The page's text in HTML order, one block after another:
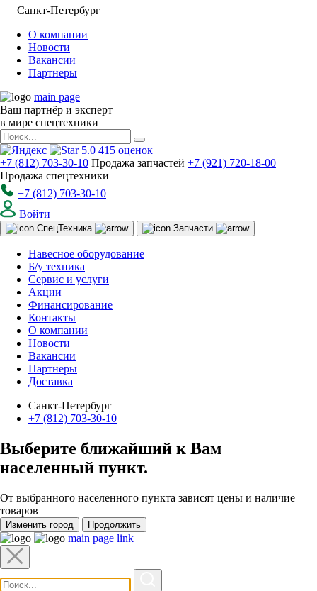
Санкт-Петербург
О компании
Новости
Вакансии
Партнеры
main page
Ваш партнёр и эксперт
в мире спецтехники
5.0 415 оценок
+7 (812) 703-30-10 Продажа запчастей +7 (921) 720-18-00
Продажа спецтехники
+7 (812) 703-30-10
Войти
СпецТехника Запчасти
Навесное оборудование
Б/у техника
Сервис и услуги
Акции
Финансирование
Контакты
О компании
Новости
Вакансии
Партнеры
Доставка
Санкт-Петербург
+7 (812) 703-30-10
Выберите ближайший к Вам
населенный пункт.
От выбранного населенного пункта зависят цены и наличие
товаров
Изменить город Продолжить
main page link